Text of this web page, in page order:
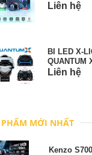
Liên hệ
BI LED X-
QUANTUM
Liên hệ
MỚI NHẤT
Kenzo